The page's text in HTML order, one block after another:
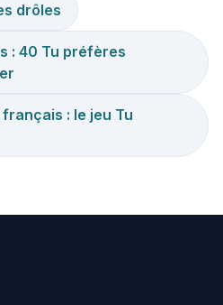
drôles
: 40 Tu préfères
: le jeu Tu